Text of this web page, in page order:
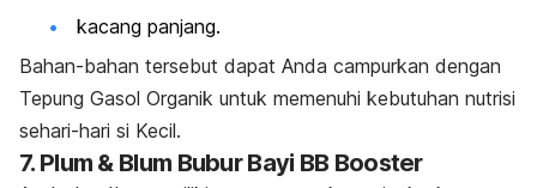
kacang panjang.
Bahan-bahan tersebut dapat Anda campurkan dengan
Tepung Gasol Organik untuk memenuhi kebutuhan nutrisi
sehari-hari si Kecil.
7. Plum & Blum Bubur Bayi BB Booster